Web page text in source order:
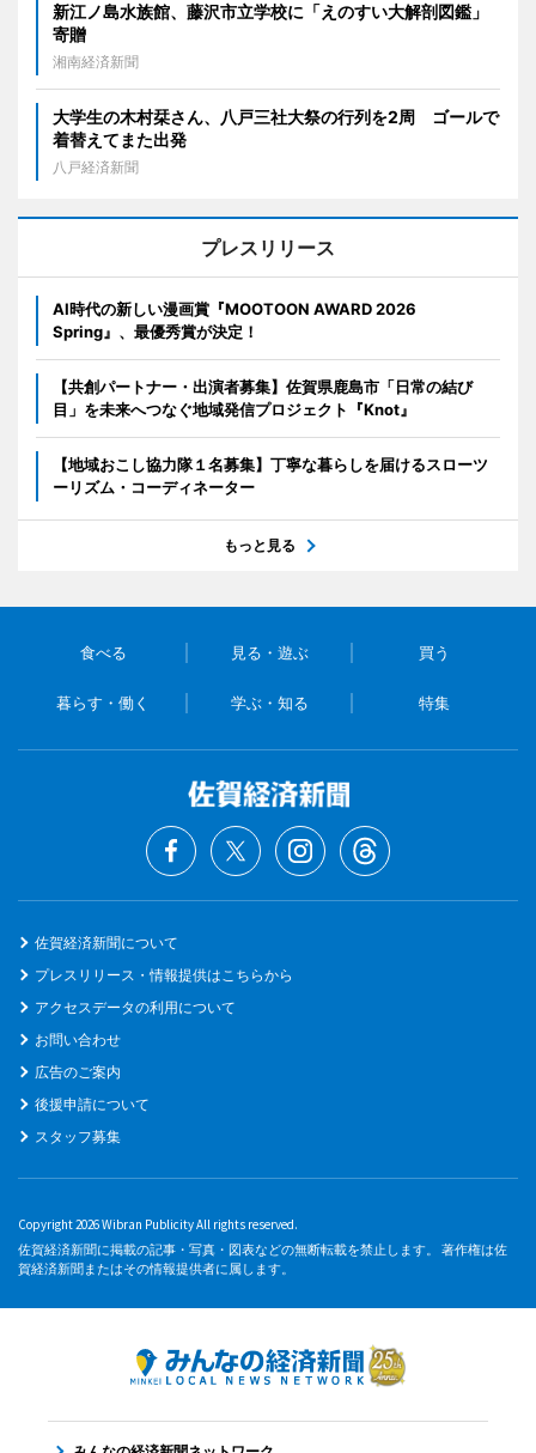
新江ノ島水族館、藤沢市立学校に「えのすい大解剖図鑑」
寄贈
湘南経済新聞
大学生の木村栞さん、八戸三社大祭の行列を2周 ゴールで
着替えてまた出発
八戸経済新聞
プレスリリース
AI時代の新しい漫画賞『MOOTOON AWARD 2026
Spring』、最優秀賞が決定！
【共創パートナー・出演者募集】佐賀県鹿島市「日常の結び
目」を未来へつなぐ地域発信プロジェクト『Knot』
【地域おこし協力隊１名募集】丁寧な暮らしを届けるスローツ
ーリズム・コーディネーター
もっと見る
食べる 見る・遊ぶ 買う
暮らす・働く 学ぶ・知る 特集
佐賀経済新聞について
プレスリリース・情報提供はこちらから
アクセスデータの利用について
お問い合わせ
広告のご案内
後援申請について
スタッフ募集
Copyright 2026 Wibran Publicity All rights reserved.
佐賀経済新聞に掲載の記事・写真・図表などの無断転載を禁止します。 著作権は佐
賀経済新聞またはその情報提供者に属します。